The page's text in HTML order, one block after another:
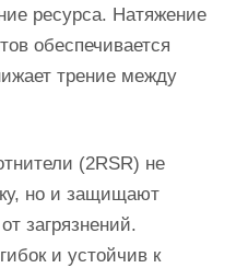
ресурса. Натяжение
обеспечивается
трение между
(2RSR) не
но и защищают
загрязнений.
и устойчив к